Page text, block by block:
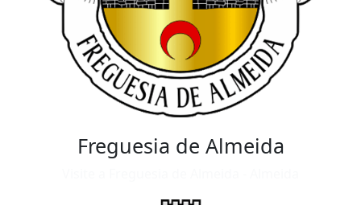
Freguesia de Almeida